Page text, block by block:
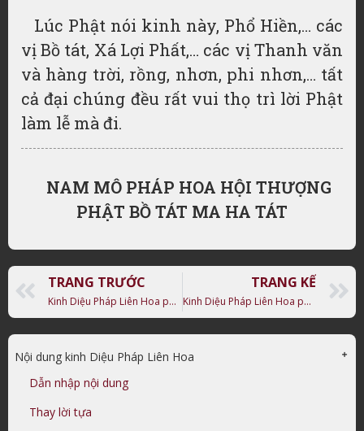
Lúc Phật nói kinh này, Phổ Hiền,… các
vị Bồ tát, Xá Lợi Phất,… các vị Thanh văn
và hàng trời, rồng, nhơn, phi nhơn,… tất
cả đại chúng đều rất vui thọ trì lời Phật
làm lễ mà đi.
NAM MÔ PHÁP HOA HỘI THƯỢNG
PHẬT BỒ TÁT MA HA TÁT
TRANG TRƯỚC
Kinh Diệu Pháp Liên Hoa phẩm 26: Diệu Trang Nghiêm Vương Bổn Sự
TRANG KẾ
Kinh Diệu Pháp Liên Hoa phẩm 28: Chúc Lụy
Nội dung kinh Diệu Pháp Liên Hoa
Dẫn nhập nội dung
Thay lời tựa